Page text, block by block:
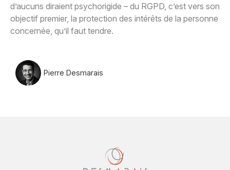
d’aucuns diraient psychorigide – du RGPD, c’est vers son
objectif premier, la protection des intérêts de la personne
concernée, qu’il faut tendre.
Pierre Desmarais